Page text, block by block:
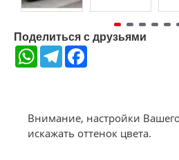
Поделиться с друзьями
WhatsAppTelegram
Внимание, настройки
искажать оттенок цвета.